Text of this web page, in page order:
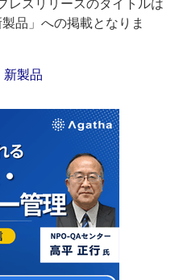
レスリリースのタイトルは
品」への掲載となりま
新製品